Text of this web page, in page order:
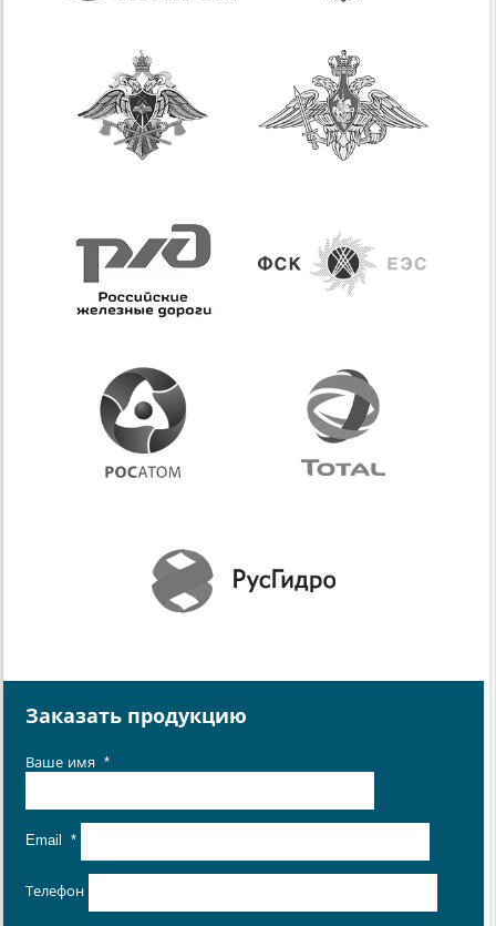
Заказать продукцию
Ваше имя *
Email *
Телефон